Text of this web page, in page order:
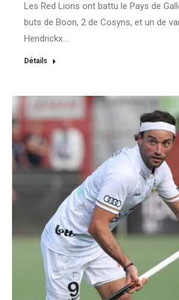
Les Red Lions ont battu le Pays de
buts de Boon, 2 de Cosyns, et un de
Hendrickx.…
Détails